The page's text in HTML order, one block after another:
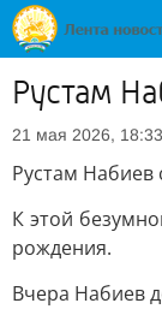
Рустам
21 мая 2026, 18:33
Рустам Набиев
К этой
рождения.
Вчера Набиев